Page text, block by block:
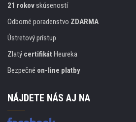
21 rokovskúseností
Odborné poradenstvo ZDARMA
Ústretový prístup
Zlatý certifikát Heureka
Bezpečné on-line platby
NÁJDETE NÁS AJ NA